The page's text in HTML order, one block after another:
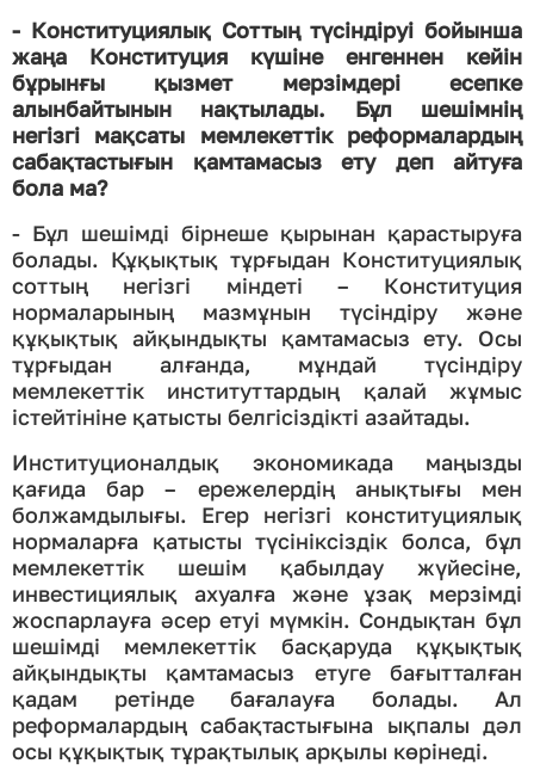
- Конституциялық Соттың түсіндіруі бойынша
жаңа Конституция күшіне енгеннен кейін
бұрынғы қызмет мерзімдері есепке
алынбайтынын нақтылады. Бұл шешімнің
негізгі мақсаты мемлекеттік реформалардың
сабақтастығын қамтамасыз ету деп айтуға
бола ма?
- Бұл шешімді бірнеше қырынан қарастыруға
болады. Құқықтық тұрғыдан Конституциялық
соттың негізгі міндеті – Конституция
нормаларының мазмұнын түсіндіру және
құқықтық айқындықты қамтамасыз ету. Осы
тұрғыдан алғанда, мұндай түсіндіру
мемлекеттік институттардың қалай жұмыс
істейтініне қатысты белгісіздікті азайтады.
Институционалдық экономикада маңызды
қағида бар – ережелердің анықтығы мен
болжамдылығы. Егер негізгі конституциялық
нормаларға қатысты түсініксіздік болса, бұл
мемлекеттік шешім қабылдау жүйесіне,
инвестициялық ахуалға және ұзақ мерзімді
жоспарлауға әсер етуі мүмкін. Сондықтан бұл
шешімді мемлекеттік басқаруда құқықтық
айқындықты қамтамасыз етуге бағытталған
қадам ретінде бағалауға болады. Ал
реформалардың сабақтастығына ықпалы дәл
осы құқықтық тұрақтылық арқылы көрінеді.